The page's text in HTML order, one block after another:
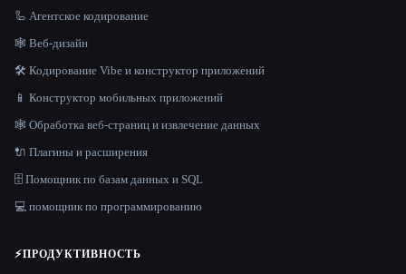
🦾 Агентское кодирование
🕸 Веб-дизайн
🛠️ Кодирование Vibe и конструктор приложений
📱 Конструктор мобильных приложений
🕸️ Обработка веб-страниц и извлечение данных
🔌 Плагины и расширения
🗄️ Помощник по базам данных и SQL
💻 помощник по программированию
⚡ПРОДУКТИВНОСТЬ